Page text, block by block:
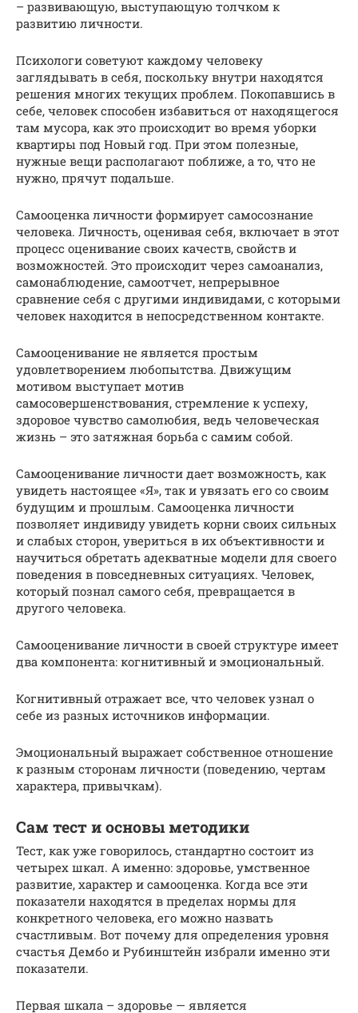
– развивающую, выступающую толчком к
развитию личности.
Психологи советуют каждому человеку
заглядывать в себя, поскольку внутри находятся
решения многих текущих проблем. Покопавшись в
себе, человек способен избавиться от находящегося
там мусора, как это происходит во время уборки
квартиры под Новый год. При этом полезные,
нужные вещи располагают поближе, а то, что не
нужно, прячут подальше.
Самооценка личности формирует самосознание
человека. Личность, оценивая себя, включает в этот
процесс оценивание своих качеств, свойств и
возможностей. Это происходит через самоанализ,
самонаблюдение, самоотчет, непрерывное
сравнение себя с другими индивидами, с которыми
человек находится в непосредственном контакте.
Самооценивание не является простым
удовлетворением любопытства. Движущим
мотивом выступает мотив
самосовершенствования, стремление к успеху,
здоровое чувство самолюбия, ведь человеческая
жизнь – это затяжная борьба с самим собой.
Самооценивание личности дает возможность, как
увидеть настоящее «Я», так и увязать его со своим
будущим и прошлым. Самооценка личности
позволяет индивиду увидеть корни своих сильных
и слабых сторон, увериться в их объективности и
научиться обретать адекватные модели для своего
поведения в повседневных ситуациях. Человек,
который познал самого себя, превращается в
другого человека.
Самооценивание личности в своей структуре имеет
два компонента: когнитивный и эмоциональный.
Когнитивный отражает все, что человек узнал о
себе из разных источников информации.
Эмоциональный выражает собственное отношение
к разным сторонам личности (поведению, чертам
характера, привычкам).
Сам тест и основы методики
Тест, как уже говорилось, стандартно состоит из
четырех шкал. А именно: здоровье, умственное
развитие, характер и самооценка. Когда все эти
показатели находятся в пределах нормы для
конкретного человека, его можно назвать
счастливым. Вот почему для определения уровня
счастья Дембо и Рубинштейн избрали именно эти
показатели.
Первая шкала – здоровье — является